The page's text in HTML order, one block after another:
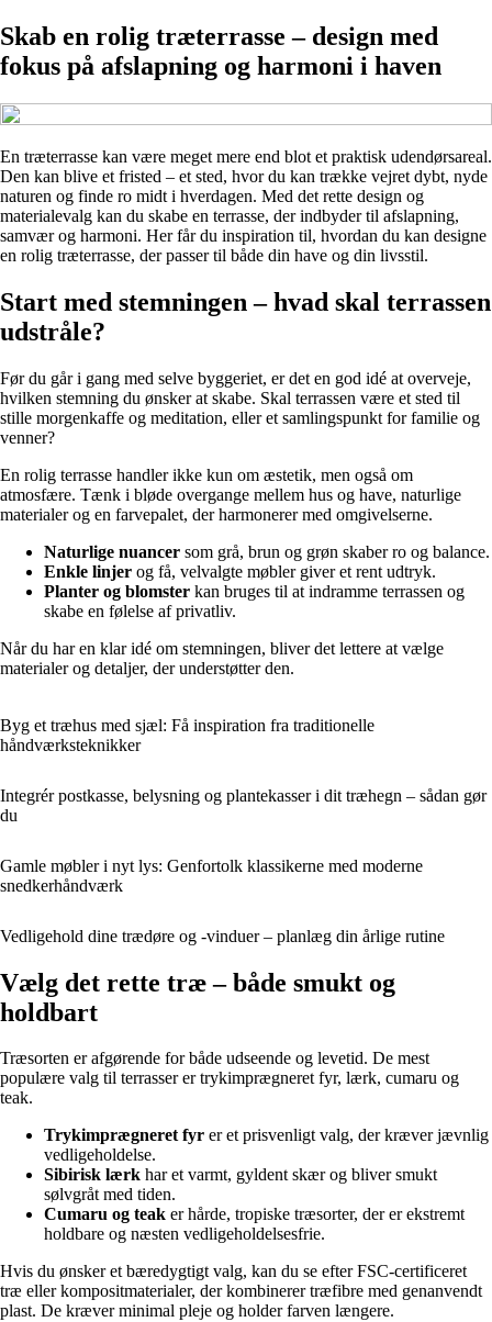
Skab en rolig træterrasse – design med
fokus på afslapning og harmoni i haven
En træterrasse kan være meget mere end blot et praktisk udendørsareal.
Den kan blive et fristed – et sted, hvor du kan trække vejret dybt, nyde
naturen og finde ro midt i hverdagen. Med det rette design og
materialevalg kan du skabe en terrasse, der indbyder til afslapning,
samvær og harmoni. Her får du inspiration til, hvordan du kan designe
en rolig træterrasse, der passer til både din have og din livsstil.
Start med stemningen – hvad skal terrassen
udstråle?
Før du går i gang med selve byggeriet, er det en god idé at overveje,
hvilken stemning du ønsker at skabe. Skal terrassen være et sted til
stille morgenkaffe og meditation, eller et samlingspunkt for familie og
venner?
En rolig terrasse handler ikke kun om æstetik, men også om
atmosfære. Tænk i bløde overgange mellem hus og have, naturlige
materialer og en farvepalet, der harmonerer med omgivelserne.
Naturlige nuancer som grå, brun og grøn skaber ro og balance.
Enkle linjer og få, velvalgte møbler giver et rent udtryk.
Planter og blomster kan bruges til at indramme terrassen og
skabe en følelse af privatliv.
Når du har en klar idé om stemningen, bliver det lettere at vælge
materialer og detaljer, der understøtter den.
Byg et træhus med sjæl: Få inspiration fra traditionelle
håndværksteknikker
Integrér postkasse, belysning og plantekasser i dit træhegn – sådan gør
du
Gamle møbler i nyt lys: Genfortolk klassikerne med moderne
snedkerhåndværk
Vedligehold dine trædøre og -vinduer – planlæg din årlige rutine
Vælg det rette træ – både smukt og
holdbart
Træsorten er afgørende for både udseende og levetid. De mest
populære valg til terrasser er trykimprægneret fyr, lærk, cumaru og
teak.
Trykimprægneret fyr er et prisvenligt valg, der kræver jævnlig
vedligeholdelse.
Sibirisk lærk har et varmt, gyldent skær og bliver smukt
sølvgråt med tiden.
Cumaru og teak er hårde, tropiske træsorter, der er ekstremt
holdbare og næsten vedligeholdelsesfrie.
Hvis du ønsker et bæredygtigt valg, kan du se efter FSC-certificeret
træ eller kompositmaterialer, der kombinerer træfibre med genanvendt
plast. De kræver minimal pleje og holder farven længere.